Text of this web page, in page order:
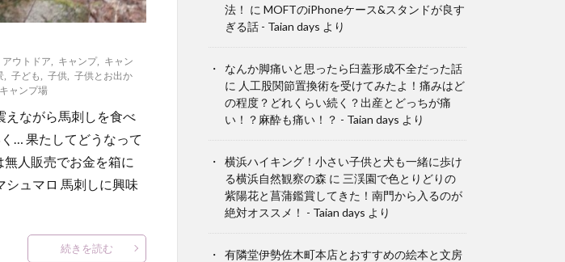
アウトドア キャンプ, キャン
子ども 子供
子供とお出か
ャンプ場
えながら馬刺しを食べ
… 果たしてどうなって
人販売でお金を箱に
シュマロ 馬刺しに興味
続きを読む
法！ に MOFTのiPhoneケース&スタンドが良す
ぎる話 - Taian days より
なんか脚痛いと思ったら臼蓋形成不全だった話
に 人工股関節置換術を受けてみたよ！痛みはど
の程度？どれくらい続く？出産とどっちが痛
い！？麻酔も痛い！？ - Taian days より
横浜ハイキング！小さい子供と犬も一緒に歩け
る横浜自然観察の森 に 三渓園で色とりどりの
紫陽花と菖蒲鑑賞してきた！南門から入るのが
絶対オススメ！ - Taian days より
有隣堂伊勢佐木町本店とおすすめの絵本と文房